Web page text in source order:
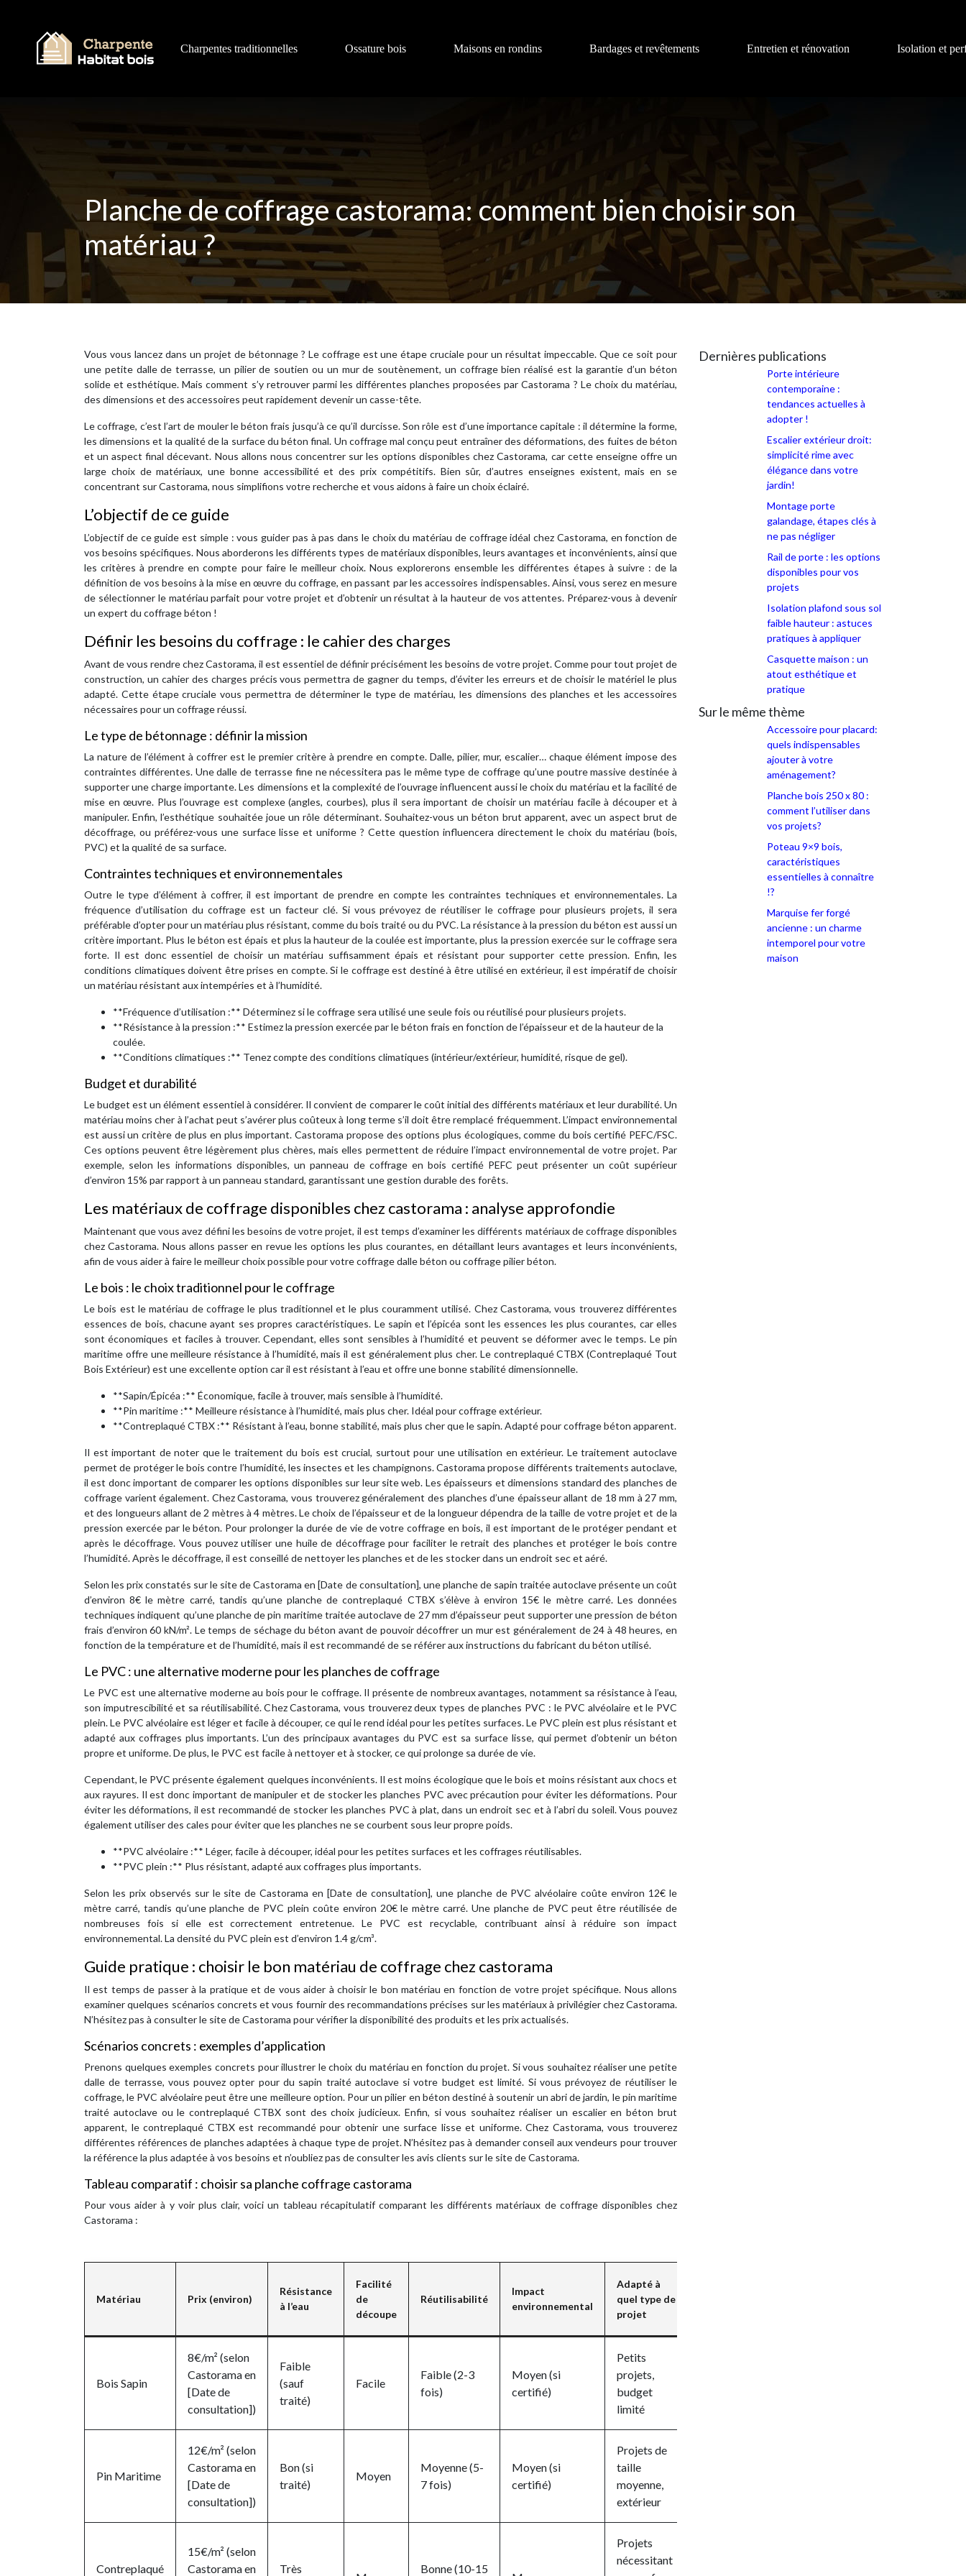
Charpentes traditionnelles Ossature bois Maisons en rondins Bardages et revêtements Entretien et rénovation Isolation et
Planche de coffrage castorama: comment bien choisir son
matériau ?
Vous vous lancez dans un projet de bétonnage ? Le coffrage est une étape cruciale pour un résultat impeccable. Que ce soit pour
une petite dalle de terrasse, un pilier de soutien ou un mur de soutènement, un coffrage bien réalisé est la garantie d’un béton
solide et esthétique. Mais comment s’y retrouver parmi les différentes planches proposées par Castorama ? Le choix du matériau,
des dimensions et des accessoires peut rapidement devenir un casse-tête.
Le coffrage, c’est l’art de mouler le béton frais jusqu’à ce qu’il durcisse. Son rôle est d’une importance capitale : il détermine la forme,
les dimensions et la qualité de la surface du béton final. Un coffrage mal conçu peut entraîner des déformations, des fuites de béton
et un aspect final décevant. Nous allons nous concentrer sur les options disponibles chez Castorama, car cette enseigne offre un
large choix de matériaux, une bonne accessibilité et des prix compétitifs. Bien sûr, d’autres enseignes existent, mais en se
concentrant sur Castorama, nous simplifions votre recherche et vous aidons à faire un choix éclairé.
L’objectif de ce guide
L’objectif de ce guide est simple : vous guider pas à pas dans le choix du matériau de coffrage idéal chez Castorama, en fonction de
vos besoins spécifiques. Nous aborderons les différents types de matériaux disponibles, leurs avantages et inconvénients, ainsi que
les critères à prendre en compte pour faire le meilleur choix. Nous explorerons ensemble les différentes étapes à suivre : de la
définition de vos besoins à la mise en œuvre du coffrage, en passant par les accessoires indispensables. Ainsi, vous serez en mesure
de sélectionner le matériau parfait pour votre projet et d’obtenir un résultat à la hauteur de vos attentes. Préparez-vous à devenir
un expert du coffrage béton !
Définir les besoins du coffrage : le cahier des charges
Avant de vous rendre chez Castorama, il est essentiel de définir précisément les besoins de votre projet. Comme pour tout projet de
construction, un cahier des charges précis vous permettra de gagner du temps, d’éviter les erreurs et de choisir le matériel le plus
adapté. Cette étape cruciale vous permettra de déterminer le type de matériau, les dimensions des planches et les accessoires
nécessaires pour un coffrage réussi.
Le type de bétonnage : définir la mission
La nature de l’élément à coffrer est le premier critère à prendre en compte. Dalle, pilier, mur, escalier… chaque élément impose des
contraintes différentes. Une dalle de terrasse fine ne nécessitera pas le même type de coffrage qu’une poutre massive destinée à
supporter une charge importante. Les dimensions et la complexité de l’ouvrage influencent aussi le choix du matériau et la facilité de
mise en œuvre. Plus l’ouvrage est complexe (angles, courbes), plus il sera important de choisir un matériau facile à découper et à
manipuler. Enfin, l’esthétique souhaitée joue un rôle déterminant. Souhaitez-vous un béton brut apparent, avec un aspect brut de
décoffrage, ou préférez-vous une surface lisse et uniforme ? Cette question influencera directement le choix du matériau (bois,
PVC) et la qualité de sa surface.
Contraintes techniques et environnementales
Outre le type d’élément à coffrer, il est important de prendre en compte les contraintes techniques et environnementales. La
fréquence d’utilisation du coffrage est un facteur clé. Si vous prévoyez de réutiliser le coffrage pour plusieurs projets, il sera
préférable d’opter pour un matériau plus résistant, comme du bois traité ou du PVC. La résistance à la pression du béton est aussi un
critère important. Plus le béton est épais et plus la hauteur de la coulée est importante, plus la pression exercée sur le coffrage sera
forte. Il est donc essentiel de choisir un matériau suffisamment épais et résistant pour supporter cette pression. Enfin, les
conditions climatiques doivent être prises en compte. Si le coffrage est destiné à être utilisé en extérieur, il est impératif de choisir
un matériau résistant aux intempéries et à l’humidité.
**Fréquence d’utilisation :** Déterminez si le coffrage sera utilisé une seule fois ou réutilisé pour plusieurs projets.
**Résistance à la pression :** Estimez la pression exercée par le béton frais en fonction de l’épaisseur et de la hauteur de la
coulée.
**Conditions climatiques :** Tenez compte des conditions climatiques (intérieur/extérieur, humidité, risque de gel).
Budget et durabilité
Le budget est un élément essentiel à considérer. Il convient de comparer le coût initial des différents matériaux et leur durabilité. Un
matériau moins cher à l’achat peut s’avérer plus coûteux à long terme s’il doit être remplacé fréquemment. L’impact environnemental
est aussi un critère de plus en plus important. Castorama propose des options plus écologiques, comme du bois certifié PEFC/FSC.
Ces options peuvent être légèrement plus chères, mais elles permettent de réduire l’impact environnemental de votre projet. Par
exemple, selon les informations disponibles, un panneau de coffrage en bois certifié PEFC peut présenter un coût supérieur
d’environ 15% par rapport à un panneau standard, garantissant une gestion durable des forêts.
Les matériaux de coffrage disponibles chez castorama : analyse approfondie
Maintenant que vous avez défini les besoins de votre projet, il est temps d’examiner les différents matériaux de coffrage disponibles
chez Castorama. Nous allons passer en revue les options les plus courantes, en détaillant leurs avantages et leurs inconvénients,
afin de vous aider à faire le meilleur choix possible pour votre coffrage dalle béton ou coffrage pilier béton.
Le bois : le choix traditionnel pour le coffrage
Le bois est le matériau de coffrage le plus traditionnel et le plus couramment utilisé. Chez Castorama, vous trouverez différentes
essences de bois, chacune ayant ses propres caractéristiques. Le sapin et l’épicéa sont les essences les plus courantes, car elles
sont économiques et faciles à trouver. Cependant, elles sont sensibles à l’humidité et peuvent se déformer avec le temps. Le pin
maritime offre une meilleure résistance à l’humidité, mais il est généralement plus cher. Le contreplaqué CTBX (Contreplaqué Tout
Bois Extérieur) est une excellente option car il est résistant à l’eau et offre une bonne stabilité dimensionnelle.
**Sapin/Épicéa :** Économique, facile à trouver, mais sensible à l’humidité.
**Pin maritime :** Meilleure résistance à l’humidité, mais plus cher. Idéal pour coffrage extérieur.
**Contreplaqué CTBX :** Résistant à l’eau, bonne stabilité, mais plus cher que le sapin. Adapté pour coffrage béton apparent.
Il est important de noter que le traitement du bois est crucial, surtout pour une utilisation en extérieur. Le traitement autoclave
permet de protéger le bois contre l’humidité, les insectes et les champignons. Castorama propose différents traitements autoclave,
il est donc important de comparer les options disponibles sur leur site web. Les épaisseurs et dimensions standard des planches de
coffrage varient également. Chez Castorama, vous trouverez généralement des planches d’une épaisseur allant de 18 mm à 27 mm,
et des longueurs allant de 2 mètres à 4 mètres. Le choix de l’épaisseur et de la longueur dépendra de la taille de votre projet et de la
pression exercée par le béton. Pour prolonger la durée de vie de votre coffrage en bois, il est important de le protéger pendant et
après le décoffrage. Vous pouvez utiliser une huile de décoffrage pour faciliter le retrait des planches et protéger le bois contre
l’humidité. Après le décoffrage, il est conseillé de nettoyer les planches et de les stocker dans un endroit sec et aéré.
Selon les prix constatés sur le site de Castorama en [Date de consultation], une planche de sapin traitée autoclave présente un coût
d’environ 8€ le mètre carré, tandis qu’une planche de contreplaqué CTBX s’élève à environ 15€ le mètre carré. Les données
techniques indiquent qu’une planche de pin maritime traitée autoclave de 27 mm d’épaisseur peut supporter une pression de béton
frais d’environ 60 kN/m². Le temps de séchage du béton avant de pouvoir décoffrer un mur est généralement de 24 à 48 heures, en
fonction de la température et de l’humidité, mais il est recommandé de se référer aux instructions du fabricant du béton utilisé.
Le PVC : une alternative moderne pour les planches de coffrage
Le PVC est une alternative moderne au bois pour le coffrage. Il présente de nombreux avantages, notamment sa résistance à l’eau,
son imputrescibilité et sa réutilisabilité. Chez Castorama, vous trouverez deux types de planches PVC : le PVC alvéolaire et le PVC
plein. Le PVC alvéolaire est léger et facile à découper, ce qui le rend idéal pour les petites surfaces. Le PVC plein est plus résistant et
adapté aux coffrages plus importants. L’un des principaux avantages du PVC est sa surface lisse, qui permet d’obtenir un béton
propre et uniforme. De plus, le PVC est facile à nettoyer et à stocker, ce qui prolonge sa durée de vie.
Cependant, le PVC présente également quelques inconvénients. Il est moins écologique que le bois et moins résistant aux chocs et
aux rayures. Il est donc important de manipuler et de stocker les planches PVC avec précaution pour éviter les déformations. Pour
éviter les déformations, il est recommandé de stocker les planches PVC à plat, dans un endroit sec et à l’abri du soleil. Vous pouvez
également utiliser des cales pour éviter que les planches ne se courbent sous leur propre poids.
**PVC alvéolaire :** Léger, facile à découper, idéal pour les petites surfaces et les coffrages réutilisables.
**PVC plein :** Plus résistant, adapté aux coffrages plus importants.
Selon les prix observés sur le site de Castorama en [Date de consultation], une planche de PVC alvéolaire coûte environ 12€ le
mètre carré, tandis qu’une planche de PVC plein coûte environ 20€ le mètre carré. Une planche de PVC peut être réutilisée de
nombreuses fois si elle est correctement entretenue. Le PVC est recyclable, contribuant ainsi à réduire son impact
environnemental. La densité du PVC plein est d’environ 1.4 g/cm³.
Guide pratique : choisir le bon matériau de coffrage chez castorama
Il est temps de passer à la pratique et de vous aider à choisir le bon matériau en fonction de votre projet spécifique. Nous allons
examiner quelques scénarios concrets et vous fournir des recommandations précises sur les matériaux à privilégier chez Castorama.
N’hésitez pas à consulter le site de Castorama pour vérifier la disponibilité des produits et les prix actualisés.
Scénarios concrets : exemples d’application
Prenons quelques exemples concrets pour illustrer le choix du matériau en fonction du projet. Si vous souhaitez réaliser une petite
dalle de terrasse, vous pouvez opter pour du sapin traité autoclave si votre budget est limité. Si vous prévoyez de réutiliser le
coffrage, le PVC alvéolaire peut être une meilleure option. Pour un pilier en béton destiné à soutenir un abri de jardin, le pin maritime
traité autoclave ou le contreplaqué CTBX sont des choix judicieux. Enfin, si vous souhaitez réaliser un escalier en béton brut
apparent, le contreplaqué CTBX est recommandé pour obtenir une surface lisse et uniforme. Chez Castorama, vous trouverez
différentes références de planches adaptées à chaque type de projet. N’hésitez pas à demander conseil aux vendeurs pour trouver
la référence la plus adaptée à vos besoins et n’oubliez pas de consulter les avis clients sur le site de Castorama.
Tableau comparatif : choisir sa planche coffrage castorama
Pour vous aider à y voir plus clair, voici un tableau récapitulatif comparant les différents matériaux de coffrage disponibles chez
Castorama :
Matériau Prix (environ)
Résistance
à l’eau
Facilité
de
découpe
Réutilisabilité
Impact
environnemental
Adapté à
quel type de
projet
Bois Sapin
8€/m² (selon
Castorama en
[Date de
consultation])
Faible
(sauf
traité)
Facile
Faible (2-3
fois)
Moyen (si
certifié)
Petits
projets,
budget
limité
Pin Maritime
12€/m² (selon
Castorama en
[Date de
consultation])
Bon (si
traité)
Moyen
Moyenne (5-
7 fois)
Moyen (si
certifié)
Projets de
taille
moyenne,
extérieur
Contreplaqué
15€/m² (selon
Castorama en
Très Bonne (10-15
Projets
nécessitant
Dernières publications
Porte intérieure
contemporaine :
tendances actuelles à
adopter !
Escalier extérieur droit:
simplicité rime avec
élégance dans votre
jardin!
Montage porte
galandage, étapes clés à
ne pas négliger
Rail de porte : les options
disponibles pour vos
projets
Isolation plafond sous sol
faible hauteur : astuces
pratiques à appliquer
Casquette maison : un
atout esthétique et
pratique
Sur le même thème
Accessoire pour placard:
quels indispensables
ajouter à votre
aménagement?
Planche bois 250 x 80 :
comment l’utiliser dans
vos projets?
Poteau 9×9 bois,
caractéristiques
essentielles à connaître
!?
Marquise fer forgé
ancienne : un charme
intemporel pour votre
maison